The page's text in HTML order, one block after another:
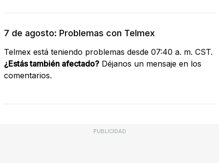
7 de agosto: Problemas con Telmex
Telmex está teniendo problemas desde 07:40 a. m. CST.
¿Estás también afectado? Déjanos un mensaje en los
comentarios.
PUBLICIDAD